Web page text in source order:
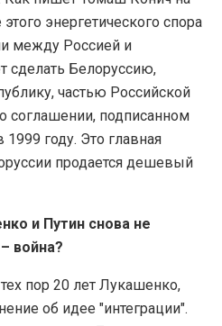
энергетического спора
между Россией и
сделать Белоруссию,
частью Российской
соглашении, подписанном
году. Это главная
продается дешевый
и Путин снова не
война?
пор 20 лет Лукашенко,
об идее "интеграции".